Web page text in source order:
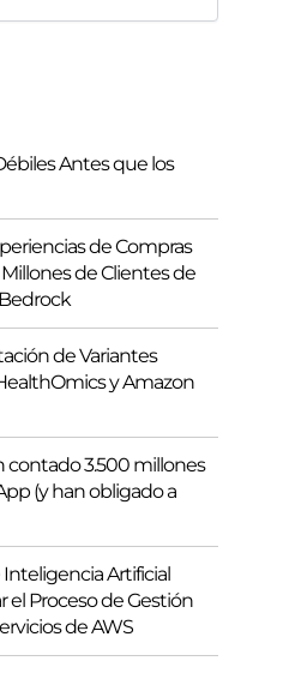
Antes que los
de Compras
de Clientes de
de Variantes
y Amazon
contado 3.500 millones
(y han obligado a
Artificial
el Proceso de Gestión
de AWS